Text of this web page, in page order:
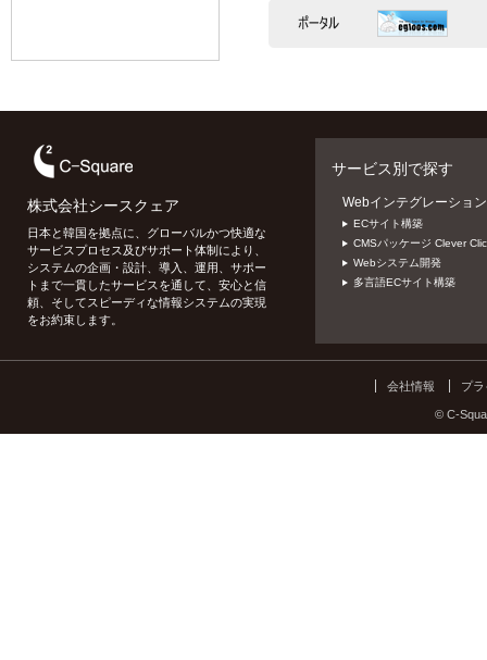
株式会社シースクェア
日本と韓国を拠点に、グローバルかつ快適な
サービスプロセス及びサポート体制により、
システムの企画・設計、導入、運用、サポー
トまで一貫したサービスを通して、安心と信
頼、そしてスピーディな情報システムの実現
をお約束します。
サービス別で探す
Webインテグレーション
ECサイト構築
CMSパッケージ Clever
Webシステム開発
多言語ECサイト構築
会社情報 プ
© C-